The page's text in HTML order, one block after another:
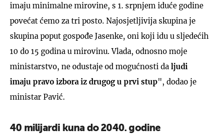
imaju minimalne mirovine, s 1. srpnjem iduće godine
povećat ćemo za tri posto. Najosjetljivija skupina je
skupina poput gospođe Jasenke, oni koji idu u sljedećih
10 do 15 godina u mirovinu. Vlada, odnosno moje
ministarstvo, ne odustaje od mogućnosti da ljudi
imaju pravo izbora iz drugog u prvi stup", dodao je
ministar Pavić.
40 milijardi kuna do 2040. godine